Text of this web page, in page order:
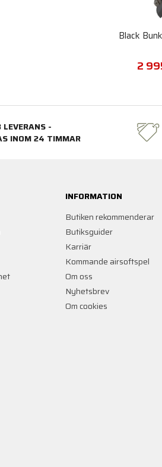
Black
2
LEVERANS -
INOM 24 TIMMAR
INFORMATION
Butiken rekommenderar
Butiksguider
Karriär
Kommande airsoftspel
Om oss
Nyhetsbrev
Om cookies